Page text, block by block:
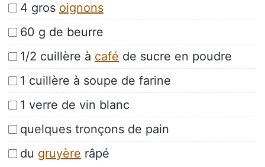
4 gros oignons
60 g de beurre
1/2 cuillère à café de sucre en poudre
1 cuillère à soupe de farine
1 verre de vin blanc
quelques tronçons de pain
du gruyère râpé